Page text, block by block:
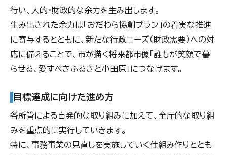
行い、人的・財政的な余力を生み出します。
生み出された余力は「おだわら協創プラン」の着実な推進
に寄与するとともに、新たな行政ニーズ（財政需要）への対
応に備えることで、市が描く将来都市像「誰もが笑顔で暮
らせる、愛すべきふるさと小田原」につなげます。
目標達成に向けた進め方
各所管による自発的な取り組みに加えて、全庁的な取り組
みを重点的に実行していきます。
特に、事務事業の見直しを実施していく仕組み作りととも